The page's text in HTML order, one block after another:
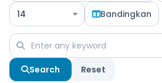
14 Bandingkan
Search Reset